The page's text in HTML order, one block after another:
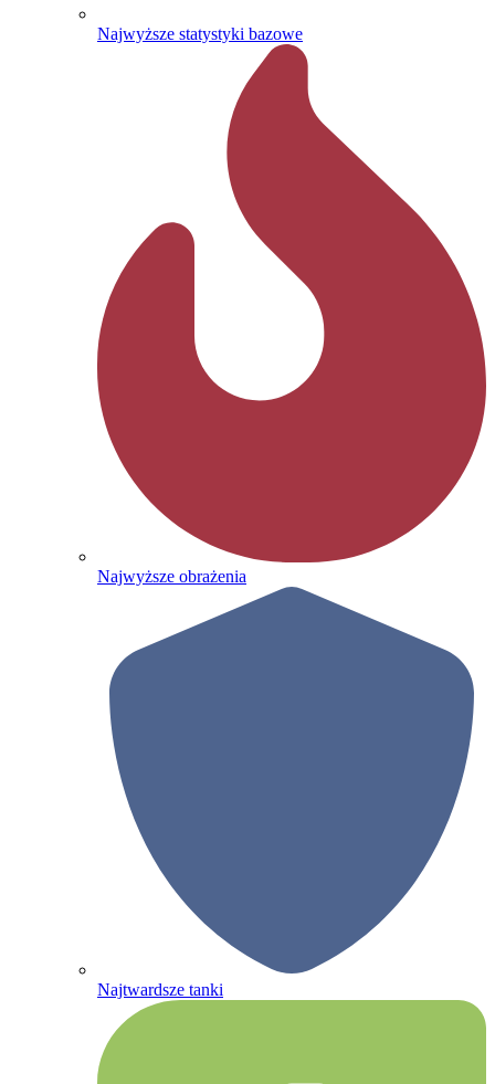
Najwyższe statystyki bazowe
Najwyższe obrażenia
Najtwardsze tanki